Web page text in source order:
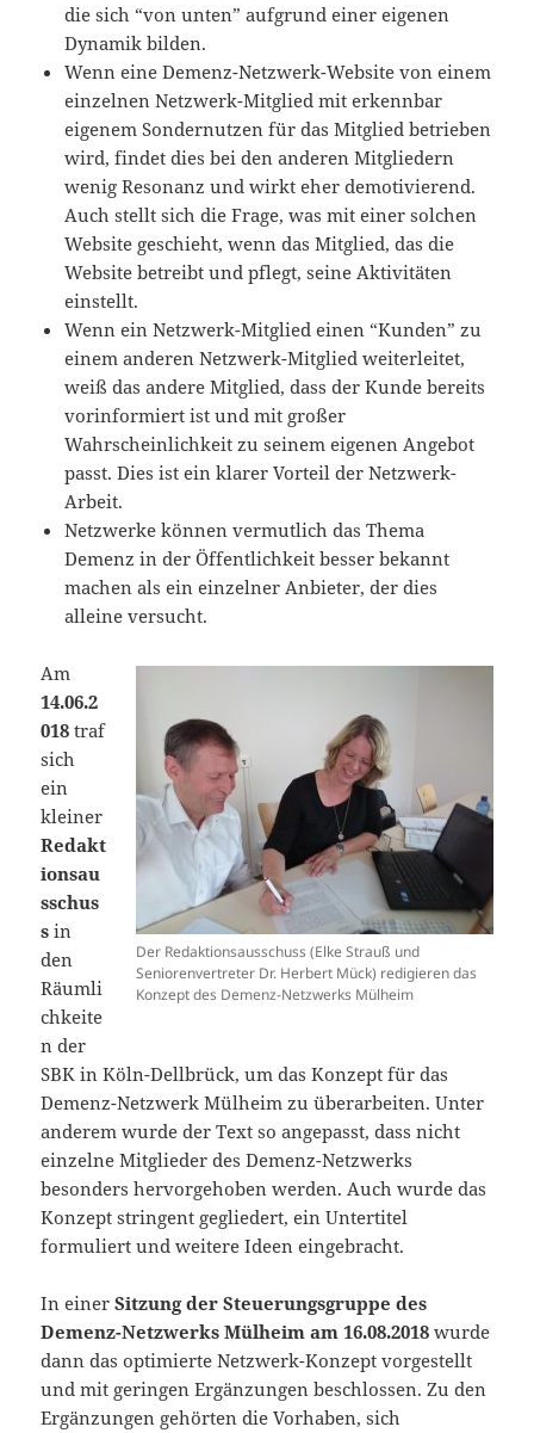
die sich “von unten” aufgrund einer eigenen
Dynamik bilden.
Wenn eine Demenz-Netzwerk-Website von einem
einzelnen Netzwerk-Mitglied mit erkennbar
eigenem Sondernutzen für das Mitglied betrieben
wird, findet dies bei den anderen Mitgliedern
wenig Resonanz und wirkt eher demotivierend.
Auch stellt sich die Frage, was mit einer solchen
Website geschieht, wenn das Mitglied, das die
Website betreibt und pflegt, seine Aktivitäten
einstellt.
Wenn ein Netzwerk-Mitglied einen “Kunden” zu
einem anderen Netzwerk-Mitglied weiterleitet,
weiß das andere Mitglied, dass der Kunde bereits
vorinformiert ist und mit großer
Wahrscheinlichkeit zu seinem eigenen Angebot
passt. Dies ist ein klarer Vorteil der Netzwerk-
Arbeit.
Netzwerke können vermutlich das Thema
Demenz in der Öffentlichkeit besser bekannt
machen als ein einzelner Anbieter, der dies
alleine versucht.
Der Redaktionsausschuss (Elke Strauß und
Seniorenvertreter Dr. Herbert Mück) redigieren das
Konzept des Demenz-Netzwerks Mülheim
Am
14.06.2
018 traf
sich
ein
kleiner
Redakt
ionsau
sschus
s in
den
Räumli
chkeite
n der
SBK in Köln-Dellbrück, um das Konzept für das
Demenz-Netzwerk Mülheim zu überarbeiten. Unter
anderem wurde der Text so angepasst, dass nicht
einzelne Mitglieder des Demenz-Netzwerks
besonders hervorgehoben werden. Auch wurde das
Konzept stringent gegliedert, ein Untertitel
formuliert und weitere Ideen eingebracht.
In einerSitzung der Steuerungsgruppe des
Demenz-Netzwerks Mülheim am 16.08.2018 wurde
dann das optimierte Netzwerk-Konzept vorgestellt
und mit geringen Ergänzungen beschlossen. Zu den
Ergänzungen gehörten die Vorhaben, sich